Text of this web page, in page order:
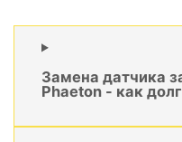
Замена датчика
Phaeton - как